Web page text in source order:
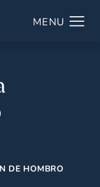
DE HOMBRO